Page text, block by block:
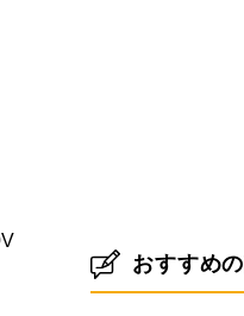
おすすめ